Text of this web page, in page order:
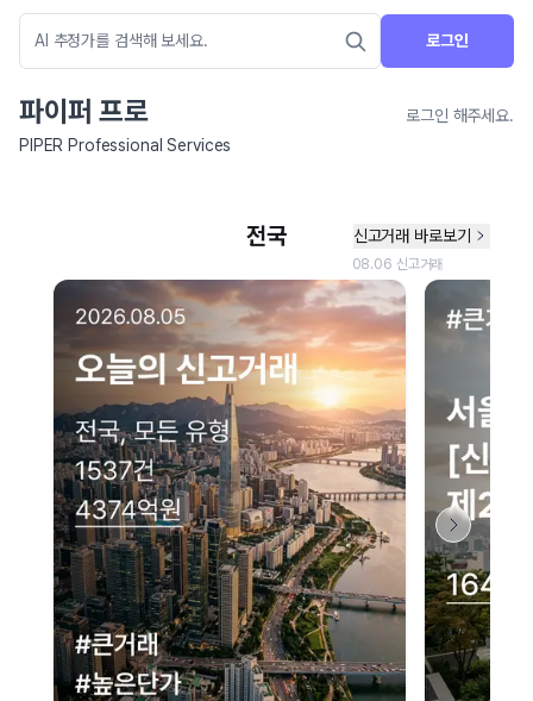
로그인
파이퍼 프로
로그인 해주세요.
PIPER Professional Services
네이버 지도 연결 안내
현재 네이버 지도 연결이 원활하지 않아 지도를 불러올 수 없습니다.
이용에 불편을 드려 죄송합니다.
다시 시도